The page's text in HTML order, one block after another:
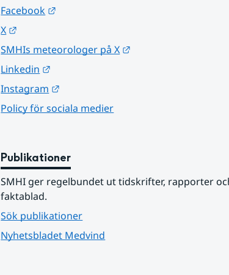
Facebook
X
SMHIs meteorologer på X
Linkedin
Instagram
Policy för sociala medier
Publikationer
SMHI ger regelbundet ut tidskrifter, rapporter
faktablad.
Sök publikationer
Nyhetsbladet Medvind